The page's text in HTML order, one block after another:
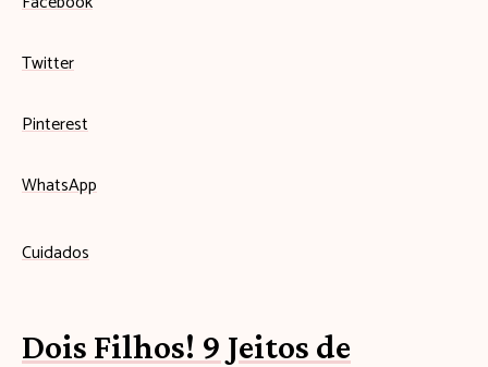
Twitter
Pinterest
WhatsApp
Cuidados
Dois Filhos! 9 Jeitos de